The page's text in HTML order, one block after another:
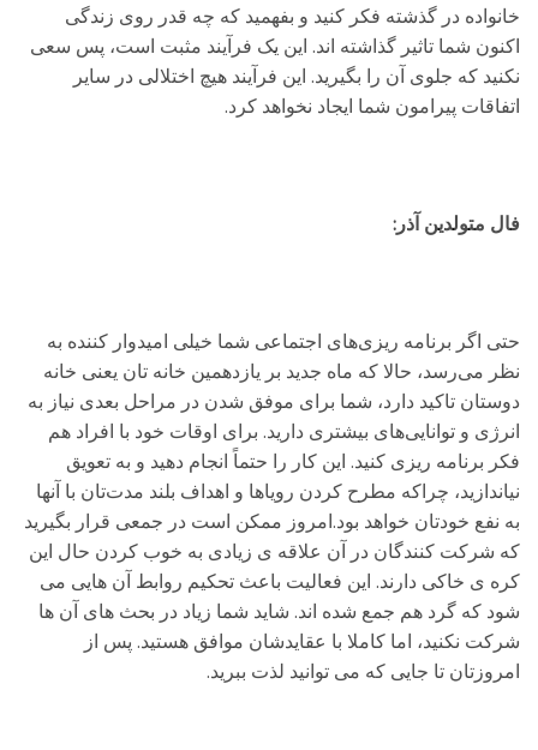
خانواده در گذشته فکر کنید و بفهمید که چه قدر روی زندگی
اکنون شما تاثیر گذاشته اند. این یک فرآیند مثبت است، پس سعی
نکنید که جلوی آن را بگیرید. این فرآیند هیچ اختلالی در سایر
اتفاقات پیرامون شما ایجاد نخواهد کرد.
فال متولدین آذر:
حتی اگر برنامه ریزی‌های اجتماعی شما خیلی امیدوار کننده به
نظر می‌رسد، حالا که ماه جدید بر یازدهمین خانه تان یعنی خانه
دوستان تاکید دارد، شما برای موفق شدن در مراحل بعدی نیاز به
انرژی و توانایی‌های بیشتری دارید. برای اوقات خود با افراد هم
فکر برنامه ریزی کنید. این کار را حتماً انجام دهید و به تعویق
نیاندازید، چراکه مطرح کردن رویاها و اهداف بلند مدت‌تان با آنها
به نفع خودتان خواهد بود.امروز ممکن است در جمعی قرار بگیرید
که شرکت کنندگان در آن علاقه ی زیادی به خوب کردن حال این
کره ی خاکی دارند. این فعالیت باعث تحکیم روابط آن هایی می
شود که گرد هم جمع شده اند. شاید شما زیاد در بحث های آن ها
شرکت نکنید، اما کاملا با عقایدشان موافق هستید. پس از
امروزتان تا جایی که می توانید لذت ببرید.